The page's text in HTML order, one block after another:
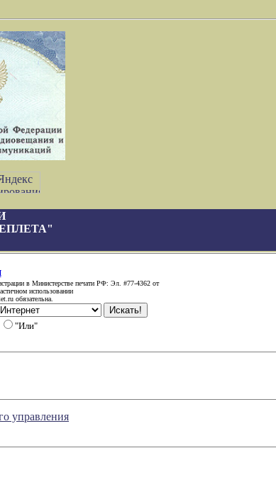
в Министерстве печати РФ: Эл. #77-4362 от
использовании
обязательна.
"Или"
управления